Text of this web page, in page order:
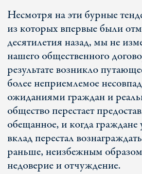
Несмотря на эти бурные
из которых впервые были
десятилетия назад, мы не
нашего общественного
результате возникло
более неприемлемое
ожиданиями граждан и
общество перестает
обещанное, и когда граждане
вклад перестал
раньше, неизбежным
недоверие и отчуждение.